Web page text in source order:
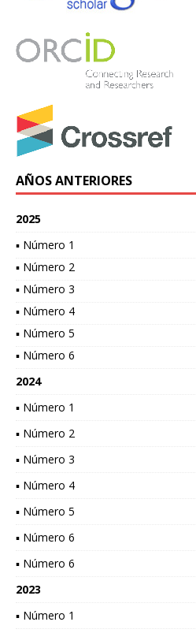
AÑOS ANTERIORES
2025
▪ Número 1
▪ Número 2
▪ Número 3
▪ Número 4
▪ Número 5
▪ Número 6
2024
▪ Número 1
▪ Número 2
▪ Número 3
▪ Número 4
▪ Número 5
▪ Número 6
▪ Número 6
2023
▪ Número 1